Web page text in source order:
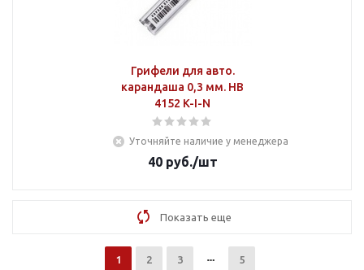
Грифели для авто.
карандаша 0,3 мм. НВ
4152 K-I-N
Уточняйте наличие у менеджера
40руб./шт
Показать еще
1 2 3 5